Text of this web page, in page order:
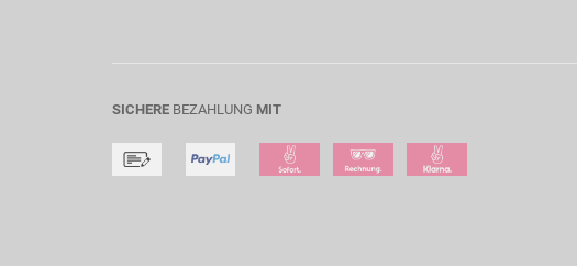
SICHERE BEZAHLUNG MIT